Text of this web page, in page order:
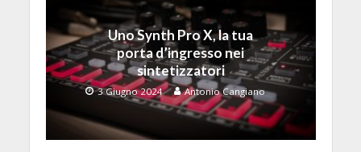
Uno Synth Pro X, la tua
porta d’ingresso nei
sintetizzatori
3 Giugno 2024 Antonio Cangiano